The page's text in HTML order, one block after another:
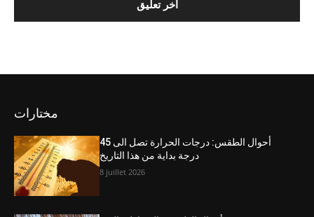
مختارات
أحوال الطقس: درجات الحرارة تصل الى 45
درجة بداية من هذا التاريخ
8 juillet 2026